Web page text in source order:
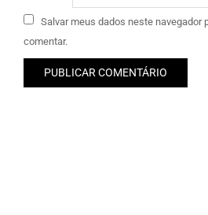
Salvar meus dados neste navegador
comentar.